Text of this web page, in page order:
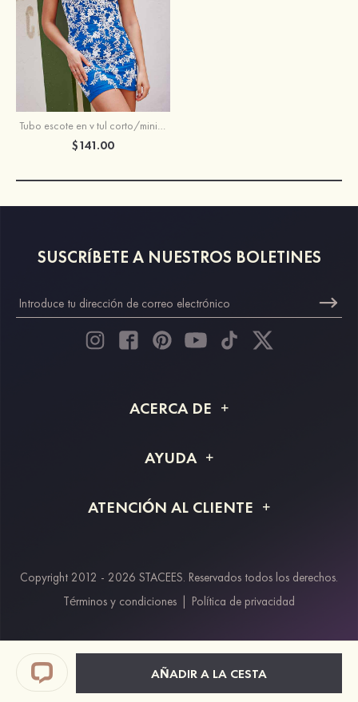
AÑADIR A LA CESTA
Tubo escote en v tul corto/mini vestido para homecoming
$141.00
SUSCRÍBETE A NUESTROS BOLETINES
ACERCA DE
Información de envío
AYUDA
Devoluciones y reembolsos
ATENCIÓN AL CLIENTE
Métodos de pago
Klarna
Paypal
Descuento estudiantes & trabajadores clave
Copyright 2012 - 2026 STACEES. Reservados todos los derechos.
Términos y condiciones | Política de privacidad